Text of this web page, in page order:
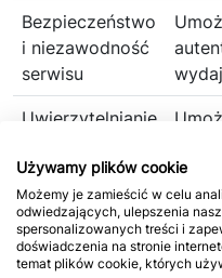
Bezpieczeństwo
i niezawodność
serwisu
Uwierzytelnianie
Stan sesji
Używamy plików cookie
Możemy je zamieścić w celu
odwiedzających, ulepszenia
spersonalizowanych treści i
doświadczenia na stronie
temat plików cookie, których